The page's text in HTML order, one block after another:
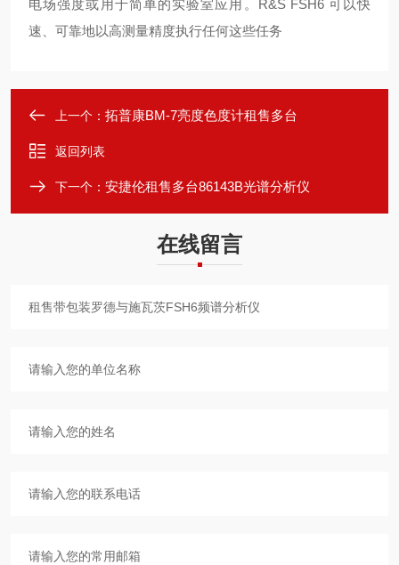
电场强度或用于简单的实验室应用。R&S FSH6 可以快
速、可靠地以高测量精度执行任何这些任务
上一个： 拓普康BM-7亮度色度计租售多台
返回列表
下一个： 安捷伦租售多台86143B光谱分析仪
在线留言